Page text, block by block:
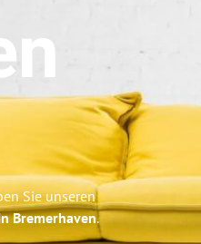
Sie unseren
Bremerhaven.